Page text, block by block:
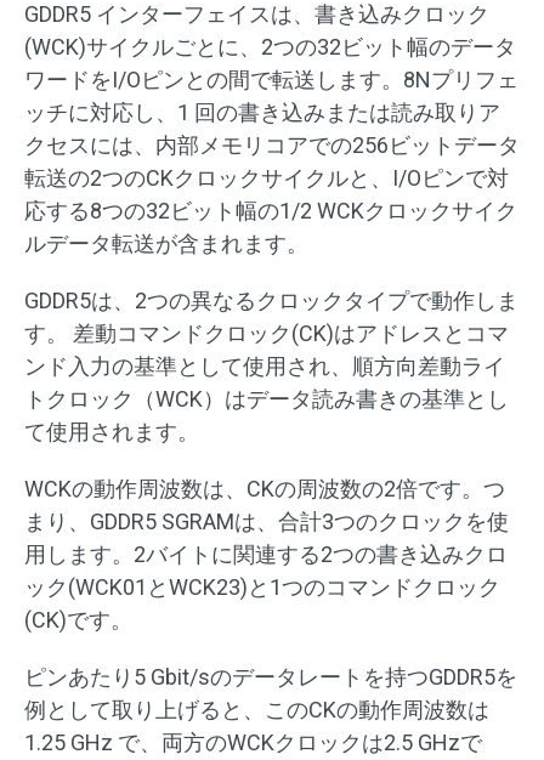
GDDR5 インターフェイスは、書き込みクロック
(WCK)サイクルごとに、2つの32ビット幅のデータ
ワードをI/Oピンとの間で転送します。8Nプリフェ
ッチに対応し、1 回の書き込みまたは読み取りア
クセスには、内部メモリコアでの256ビットデータ
転送の2つのCKクロックサイクルと、I/Oピンで対
応する8つの32ビット幅の1/2 WCKクロックサイク
ルデータ転送が含まれます。
GDDR5は、2つの異なるクロックタイプで動作しま
す。 差動コマンドクロック(CK)はアドレスとコマ
ンド入力の基準として使用され、順方向差動ライ
トクロック（WCK）はデータ読み書きの基準とし
て使用されます。
WCKの動作周波数は、CKの周波数の2倍です。つ
まり、GDDR5 SGRAMは、合計3つのクロックを使
用します。2バイトに関連する2つの書き込みクロ
ック(WCK01とWCK23)と1つのコマンドクロック
(CK)です。
ピンあたり5 Gbit/sのデータレートを持つGDDR5を
例として取り上げると、このCKの動作周波数は
1.25 GHz で、両方のWCKクロックは2.5 GHzで